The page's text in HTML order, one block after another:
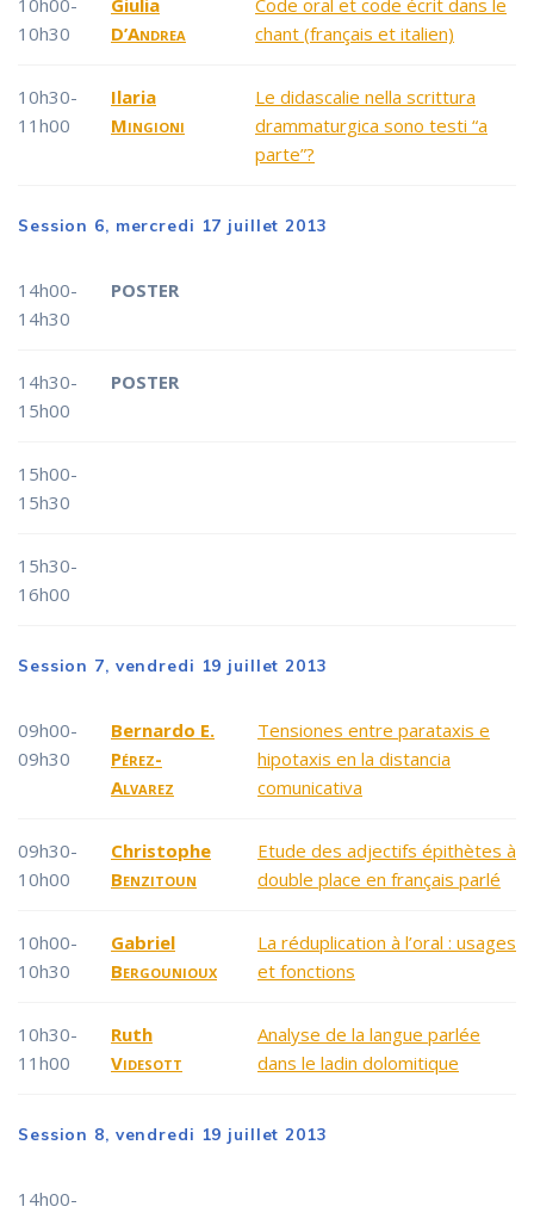
10h00-
10h30
Giulia
D’Andrea
Code oral et code écrit dans le
chant (français et italien)
10h30-
11h00
Ilaria
Mingioni
Le didascalie nella scrittura
drammaturgica sono testi “a
parte”?
Session 6, mercredi 17 juillet 2013
14h00-
14h30
POSTER
14h30-
15h00
POSTER
15h00-
15h30
15h30-
16h00
Session 7, vendredi 19 juillet 2013
09h00-
09h30
Bernardo E.
Pérez-
Alvarez
Tensiones entre parataxis e
hipotaxis en la distancia
comunicativa
09h30-
10h00
Christophe
Benzitoun
Etude des adjectifs épithètes à
double place en français parlé
10h00-
10h30
Gabriel
Bergounioux
La réduplication à l’oral : usages
et fonctions
10h30-
11h00
Ruth
Videsott
Analyse de la langue parlée
dans le ladin dolomitique
Session 8, vendredi 19 juillet 2013
14h00-